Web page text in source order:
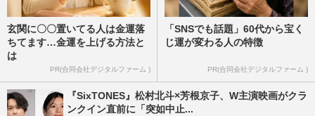
玄関に〇〇置いてる人は金運落
ちてます…金運を上げる方法と
は
PR(合同会社デジタルファーム )
「SNSでも話題」60代から宝く
じ運が変わる人の特徴
PR(合同会社デジタルファーム )
『SixTONES』松村北斗×芳根京子、W主演映画がクラ
ンクイン直前に「突如中止...